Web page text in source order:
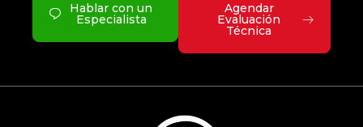
Hablar con un
Especialista
Agendar
Evaluación
Técnica